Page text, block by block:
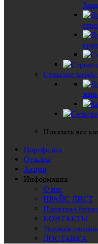
Сельское
Показать все
Портфолио
Отзывы
Акции
Информация
О нас
ПРАЙС ЛИСТ
Политика
КОНТАКТЫ
Условия
ДОСТАВКА